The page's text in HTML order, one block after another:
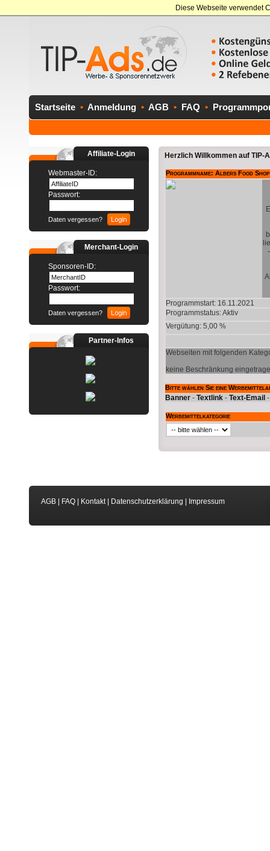
Diese Webseite verwendet
Startseite • Anmeldung • AGB • FAQ •
Affiliate-Login
Webmaster-ID:
Passwort:
Daten vergessen?
Merchant-Login
Sponsoren-ID:
Passwort:
Daten vergessen?
Partner-Infos
Herzlich Willkommen auf TIP-
Programmname: Albers Food
Programmstart: 16.11.2021
Programmstatus:Aktiv
Vergütung: 5,00 %
Webseiten mit folgenden
keine Beschränkung
Bitte wählen Sie eine
Banner - Textlink - Text-Email
Werbemittelkategorie
AGB FAQ Kontakt| Datenschutzerklärung Impressum